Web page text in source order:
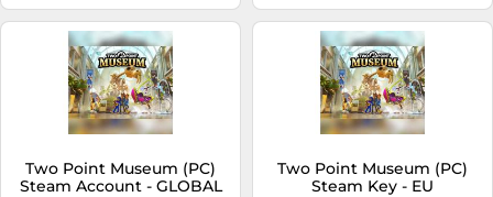
Two Point Museum (PC)
Steam Account - GLOBAL
Two Point Museum (PC)
Steam Key - EU